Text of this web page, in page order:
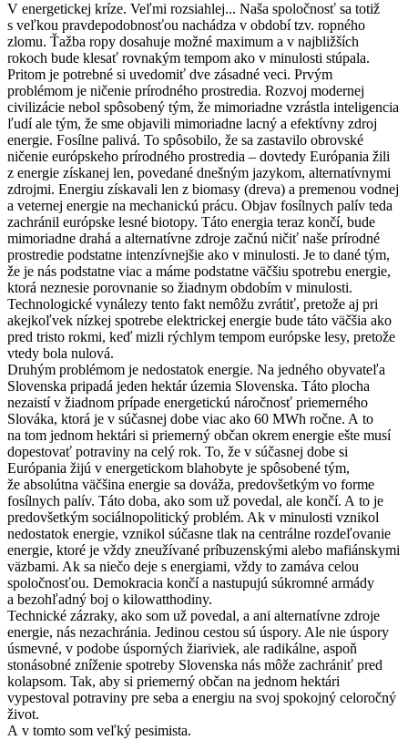
V energetickej kríze. Veľmi rozsiahlej... Naša spoločnosť sa totiž
s veľkou pravdepodobnosťou nachádza v období tzv. ropného
zlomu. Ťažba ropy dosahuje možné maximum a v najbližších
rokoch bude klesať rovnakým tempom ako v minulosti stúpala.
Pritom je potrebné si uvedomiť dve zásadné veci. Prvým
problémom je ničenie prírodného prostredia. Rozvoj modernej
civilizácie nebol spôsobený tým, že mimoriadne vzrástla inteligencia
ľudí ale tým, že sme objavili mimoriadne lacný a efektívny zdroj
energie. Fosílne palivá. To spôsobilo, že sa zastavilo obrovské
ničenie európskeho prírodného prostredia – dovtedy Európania žili
z energie získanej len, povedané dnešným jazykom, alternatívnymi
zdrojmi. Energiu získavali len z biomasy (dreva) a premenou vodnej
a veternej energie na mechanickú prácu. Objav fosílnych palív teda
zachránil európske lesné biotopy. Táto energia teraz končí, bude
mimoriadne drahá a alternatívne zdroje začnú ničiť naše prírodné
prostredie podstatne intenzívnejšie ako v minulosti. Je to dané tým,
že je nás podstatne viac a máme podstatne väčšiu spotrebu energie,
ktorá neznesie porovnanie so žiadnym obdobím v minulosti.
Technologické vynálezy tento fakt nemôžu zvrátiť, pretože aj pri
akejkoľvek nízkej spotrebe elektrickej energie bude táto väčšia ako
pred tristo rokmi, keď mizli rýchlym tempom európske lesy, pretože
vtedy bola nulová.
Druhým problémom je nedostatok energie. Na jedného obyvateľa
Slovenska pripadá jeden hektár územia Slovenska. Táto plocha
nezaistí v žiadnom prípade energetickú náročnosť priemerného
Slováka, ktorá je v súčasnej dobe viac ako 60 MWh ročne. A to
na tom jednom hektári si priemerný občan okrem energie ešte musí
dopestovať potraviny na celý rok. To, že v súčasnej dobe si
Európania žijú v energetickom blahobyte je spôsobené tým,
že absolútna väčšina energie sa dováža, predovšetkým vo forme
fosílnych palív. Táto doba, ako som už povedal, ale končí. A to je
predovšetkým sociálnopolitický problém. Ak v minulosti vznikol
nedostatok energie, vznikol súčasne tlak na centrálne rozdeľovanie
energie, ktoré je vždy zneužívané príbuzenskými alebo mafiánskymi
väzbami. Ak sa niečo deje s energiami, vždy to zamáva celou
spoločnosťou. Demokracia končí a nastupujú súkromné armády
a bezohľadný boj o kilowatthodiny.
Technické zázraky, ako som už povedal, a ani alternatívne zdroje
energie, nás nezachránia. Jedinou cestou sú úspory. Ale nie úspory
úsmevné, v podobe úsporných žiariviek, ale radikálne, aspoň
stonásobné zníženie spotreby Slovenska nás môže zachrániť pred
kolapsom. Tak, aby si priemerný občan na jednom hektári
vypestoval potraviny pre seba a energiu na svoj spokojný celoročný
život.
A v tomto som veľký pesimista.